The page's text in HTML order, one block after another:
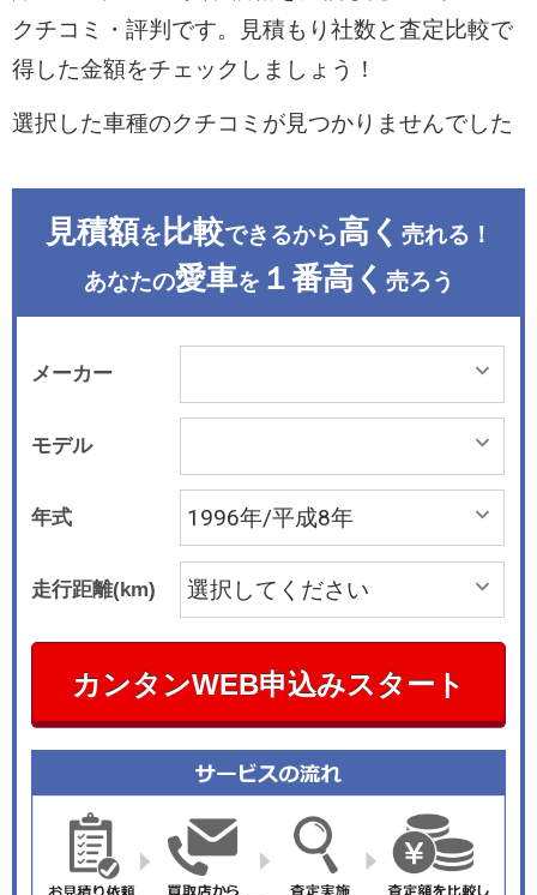
クチコミ・評判です。見積もり社数と査定比較で
得した金額をチェックしましょう！
選択した車種のクチコミが見つかりませんでした
見積額を 比較できるから高く 売れる！
あなたの愛車を １番高く 売ろう
メーカー
モデル
年式
走行距離(km)
カンタンWEB申込みスタート